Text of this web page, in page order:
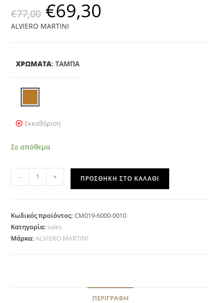
€77,00 €69,30
ALVIERO MARTINI
ΧΡΩΜΑΤΑ: ΤΑΜΠΆ
Εκκαθάριση
Σε απόθεμα
- + ΠΡΟΣΘΉΚΗ ΣΤΟ ΚΑΛΆΘΙ
Κωδικός προϊόντος:CM019-6000-0010
Κατηγορία: sales
Μάρκα:ALVIERO MARTINI
ΠΕΡΙΓΡΑΦΉ